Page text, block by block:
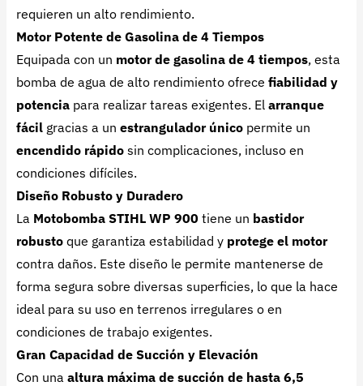
requieren un alto rendimiento.
Motor Potente de Gasolina de 4 Tiempos
Equipada con un motor de gasolina de 4 tiempos, esta
bomba de agua de alto rendimiento ofrece fiabilidad y
potencia para realizar tareas exigentes. El arranque
fácil gracias a un estrangulador único permite un
encendido rápido sin complicaciones, incluso en
condiciones difíciles.
Diseño Robusto y Duradero
La Motobomba STIHL WP 900 tiene un bastidor
robusto que garantiza estabilidad y protege el motor
contra daños. Este diseño le permite mantenerse de
forma segura sobre diversas superficies, lo que la hace
ideal para su uso en terrenos irregulares o en
condiciones de trabajo exigentes.
Gran Capacidad de Succión y Elevación
Con una altura máxima de succión de hasta 6,5